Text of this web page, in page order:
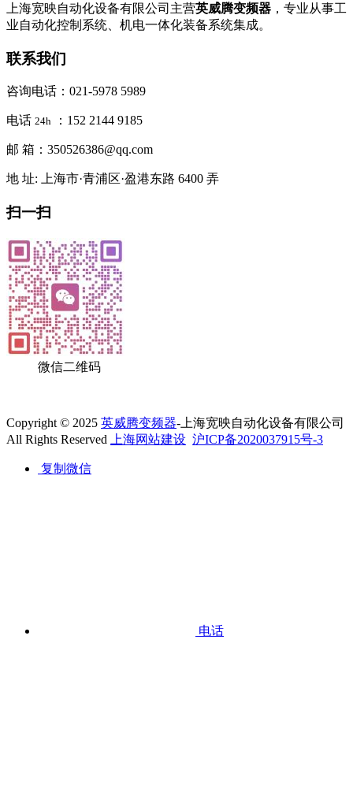
上海宽映自动化设备有限公司主营英威腾变频器 ，专业从事工
业自动化控制系统、机电一体化装备系统集成。
联系我们
咨询电话：021-5978 5989
电话 24h ：152 2144 9185
邮 箱：350526386@qq.com
地 址: 上海市·青浦区·盈港东路 6400 弄
扫一扫
微信二维码
Copyright © 2025 英威腾变频器-上海宽映自动化设备有限公司
All Rights Reserved
上海网站建设 沪ICP备2020037915号-3
复制微信
电话